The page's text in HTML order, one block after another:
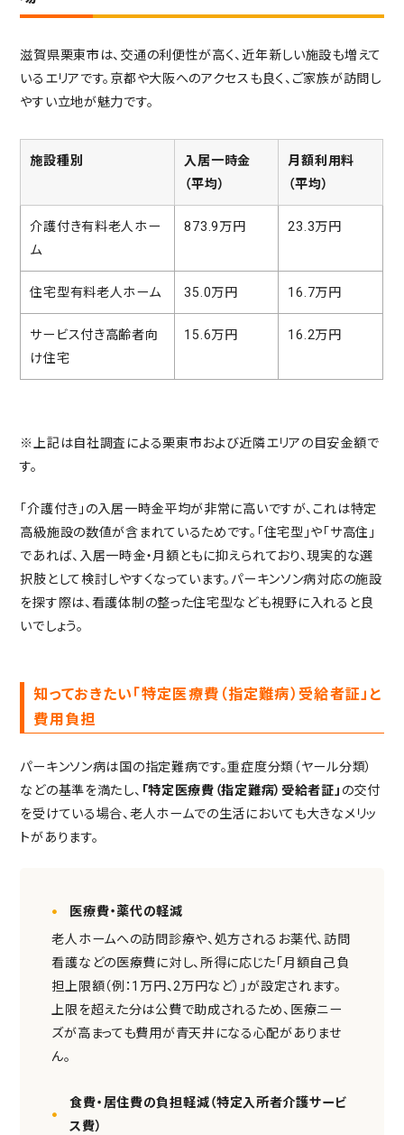
滋賀県栗東市は、交通の利便性が高く、近年新しい施設も増えて
いるエリアです。京都や大阪へのアクセスも良く、ご家族が訪問し
やすい立地が魅力です。
施設種別
入居一時金
（平均）
月額利用料
（平均）
介護付き有料老人ホー
ム
873.9万円 23.3万円
住宅型有料老人ホーム 35.0万円 16.7万円
サービス付き高齢者向
け住宅
15.6万円 16.2万円
※上記は自社調査による栗東市および近隣エリアの目安金額で
す。
「介護付き」の入居一時金平均が非常に高いですが、これは特定
高級施設の数値が含まれているためです。「住宅型」や「サ高住」
であれば、入居一時金・月額ともに抑えられており、現実的な選
択肢として検討しやすくなっています。パーキンソン病対応の施設
を探す際は、看護体制の整った住宅型なども視野に入れると良
いでしょう。
知っておきたい「特定医療費（指定難病）受給者証」と
費用負担
パーキンソン病は国の指定難病です。重症度分類（ヤール分類）
などの基準を満たし、 「特定医療費（指定難病）受給者証」 の交付
を受けている場合、老人ホームでの生活においても大きなメリッ
トがあります。
医療費・薬代の軽減
老人ホームへの訪問診療や、処方されるお薬代、訪問
看護などの医療費に対し、所得に応じた「月額自己負
担上限額（例：1万円、2万円など）」が設定されます。
上限を超えた分は公費で助成されるため、医療ニー
ズが高まっても費用が青天井になる心配がありませ
ん。
食費・居住費の負担軽減（特定入所者介護サービ
ス費）